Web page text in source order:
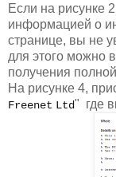
Если на рисунке
информацией о
странице, вы не
для этого можно
получения
На рисунке 4,
Freenet Ltd" где